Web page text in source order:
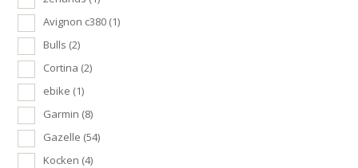
Avignon c380 (1)
Bulls (2)
Cortina (2)
ebike (1)
Garmin (8)
Gazelle (54)
Kocken (4)